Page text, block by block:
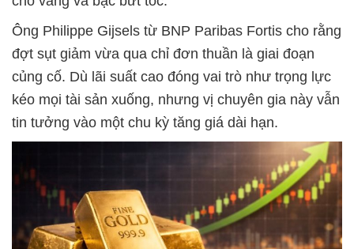
Ông Philippe Gijsels từ BNP Paribas Fortis cho rằng
đợt sụt giảm vừa qua chỉ đơn thuần là giai đoạn
củng cố. Dù lãi suất cao đóng vai trò như trọng lực
kéo mọi tài sản xuống, nhưng vị chuyên gia này vẫn
tin tưởng vào một chu kỳ tăng giá dài hạn.